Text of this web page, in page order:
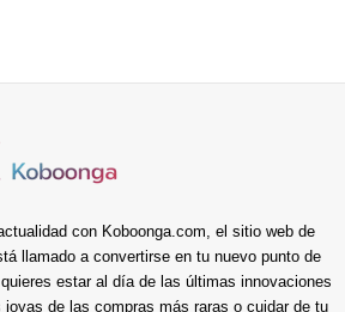
con Koboonga.com, el sitio web de
llamado a convertirse en tu nuevo punto de
estar al día de las últimas innovaciones
joyas de las compras más raras o cuidar de tu